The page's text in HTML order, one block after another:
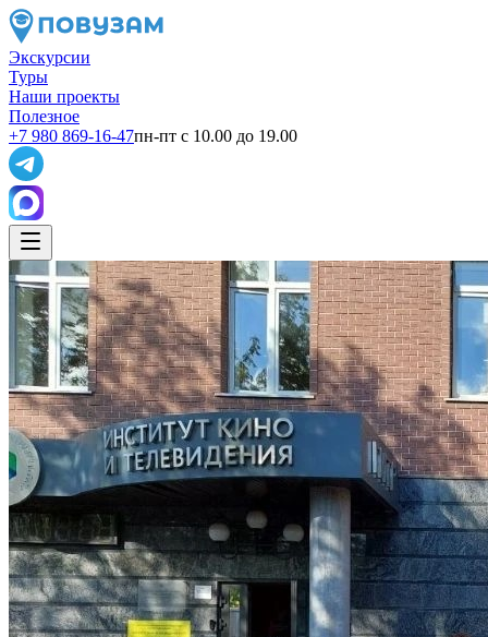
Экскурсии
Туры
Наши проекты
Полезное
+7 980 869-16-47пн-пт с 10.00 до 19.00